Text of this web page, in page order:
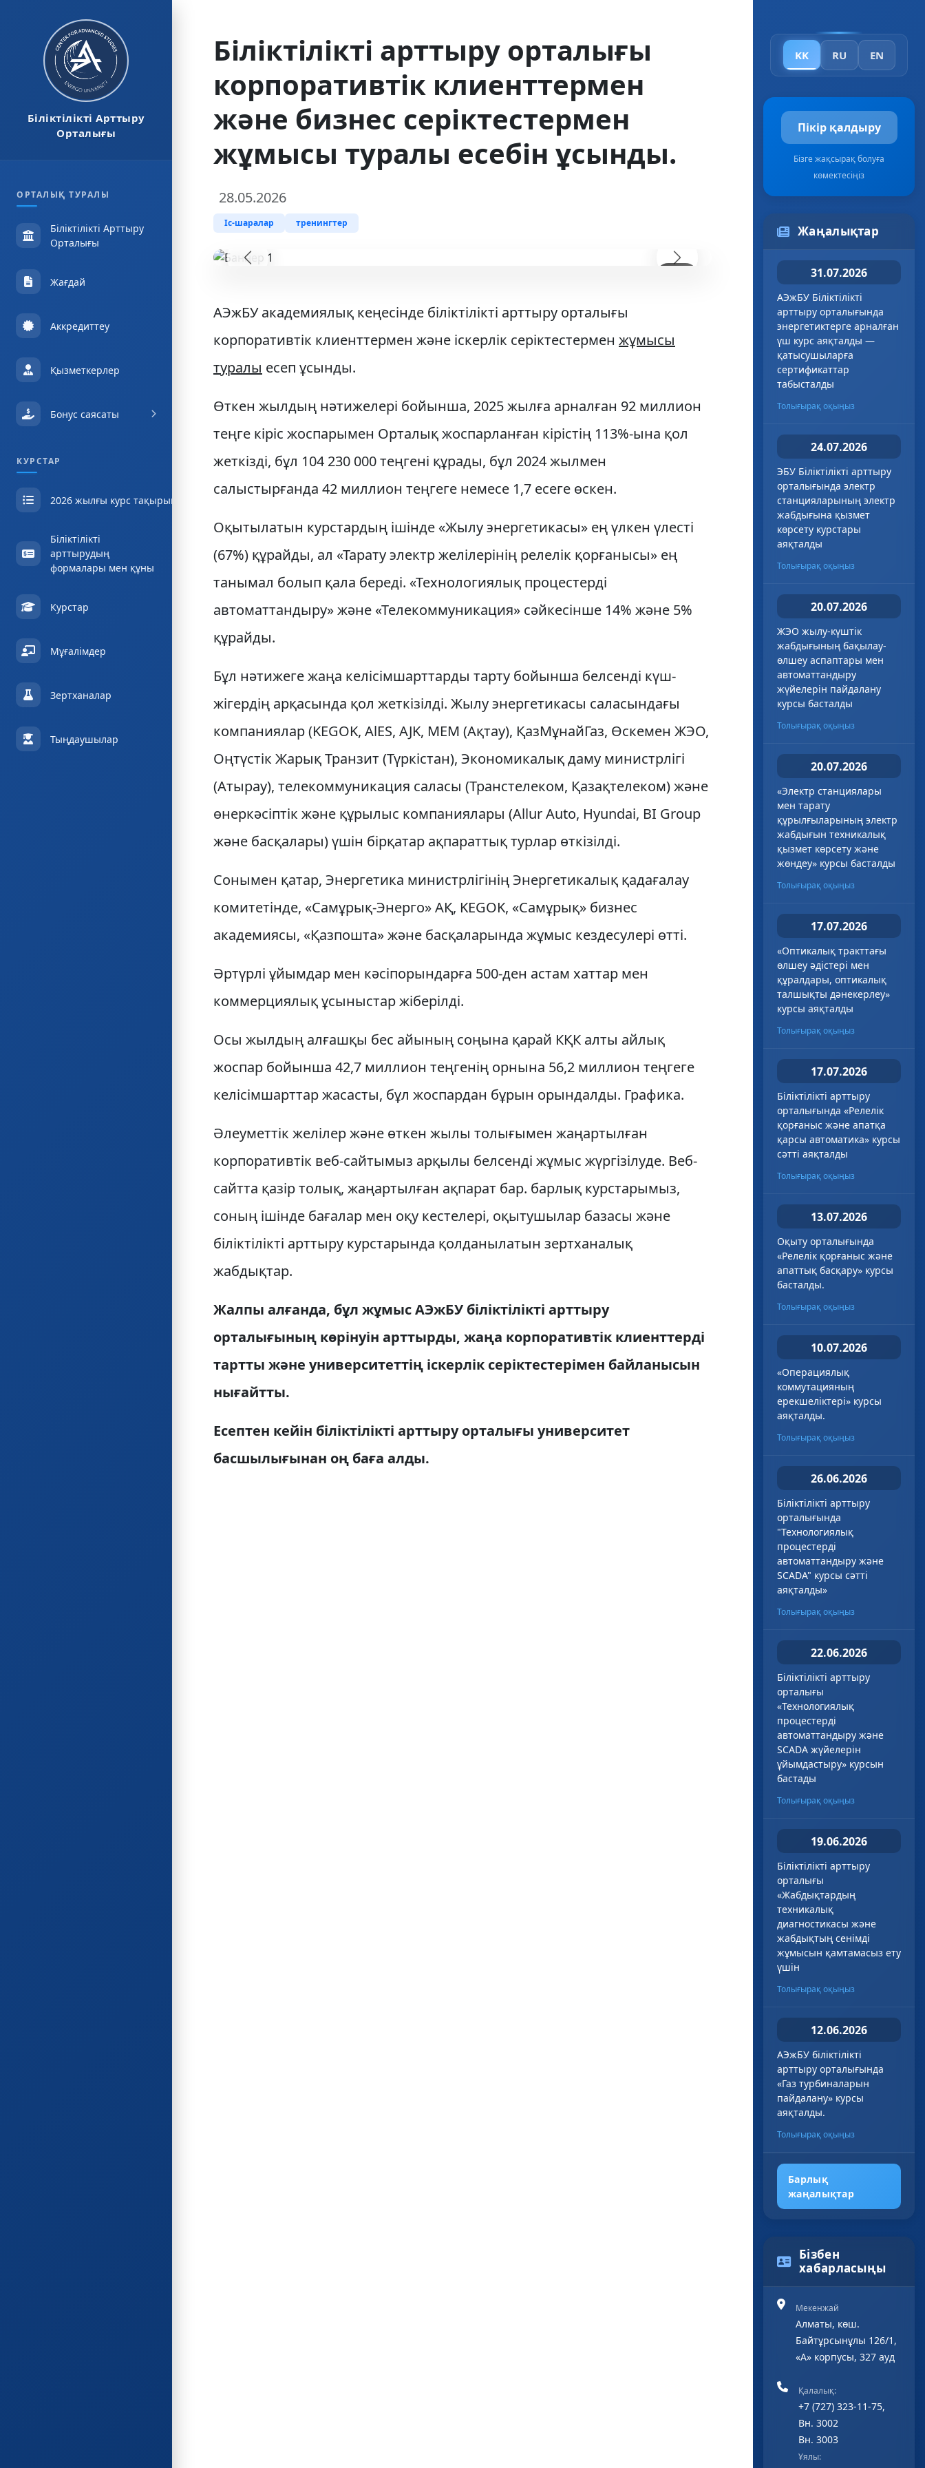
Біліктілікті Арттыру
Орталығы
ОРТАЛЫҚ ТУРАЛЫ
Біліктілікті Арттыру
Орталығы
Жағдай
Аккредиттеу
Қызметкерлер
Бонус саясаты
КУРСТАР
2026 жылғы курс тақырыптары
Біліктілікті
арттырудың
формалары мен құны
Курстар
Мұғалімдер
Зертханалар
Тыңдаушылар
Біліктілікті арттыру орталығы
корпоративтік клиенттермен
және бизнес серіктестермен
жұмысы туралы есебін ұсынды.
28.05.2026
Іс-шаралар тренингтер
Предыдущий Следующий
АЭжБУ академиялық кеңесінде біліктілікті арттыру орталығы
корпоративтік клиенттермен және іскерлік серіктестермен жұмысы
туралы есеп ұсынды.
Өткен жылдың нәтижелері бойынша, 2025 жылға арналған 92 миллион
теңге кіріс жоспарымен Орталық жоспарланған кірістің 113%-ына қол
жеткізді, бұл 104 230 000 теңгені құрады, бұл 2024 жылмен
салыстырғанда 42 миллион теңгеге немесе 1,7 есеге өскен.
Оқытылатын курстардың ішінде «Жылу энергетикасы» ең үлкен үлесті
(67%) құрайды, ал «Тарату электр желілерінің релелік қорғанысы» ең
танымал болып қала береді. «Технологиялық процестерді
автоматтандыру» және «Телекоммуникация» сәйкесінше 14% және 5%
құрайды.
Бұл нәтижеге жаңа келісімшарттарды тарту бойынша белсенді күш-
жігердің арқасында қол жеткізілді. Жылу энергетикасы саласындағы
компаниялар (KEGOK, AlES, AJK, MEM (Ақтау), ҚазМұнайГаз, Өскемен ЖЭО,
Оңтүстік Жарық Транзит (Түркістан), Экономикалық даму министрлігі
(Атырау), телекоммуникация саласы (Транстелеком, Қазақтелеком) және
өнеркәсіптік және құрылыс компаниялары (Allur Auto, Hyundai, BI Group
және басқалары) үшін бірқатар ақпараттық турлар өткізілді.
Сонымен қатар, Энергетика министрлігінің Энергетикалық қадағалау
комитетінде, «Самұрық-Энерго» АҚ, KEGOK, «Самұрық» бизнес
академиясы, «Қазпошта» және басқаларында жұмыс кездесулері өтті.
Әртүрлі ұйымдар мен кәсіпорындарға 500-ден астам хаттар мен
коммерциялық ұсыныстар жіберілді.
Осы жылдың алғашқы бес айының соңына қарай КҚК алты айлық
жоспар бойынша 42,7 миллион теңгенің орнына 56,2 миллион теңгеге
келісімшарттар жасасты, бұл жоспардан бұрын орындалды. Графика.
Әлеуметтік желілер және өткен жылы толығымен жаңартылған
корпоративтік веб-сайтымыз арқылы белсенді жұмыс жүргізілуде. Веб-
сайтта қазір толық, жаңартылған ақпарат бар. барлық курстарымыз,
соның ішінде бағалар мен оқу кестелері, оқытушылар базасы және
біліктілікті арттыру курстарында қолданылатын зертханалық
жабдықтар.
Жалпы алғанда, бұл жұмыс АЭжБУ біліктілікті арттыру
орталығының көрінуін арттырды, жаңа корпоративтік клиенттерді
тартты және университеттің іскерлік серіктестерімен байланысын
нығайтты.
Есептен кейін біліктілікті арттыру орталығы университет
басшылығынан оң баға алды.
KK RU EN
Пікір қалдыру
Бізге жақсырақ болуға
көмектесіңіз
Жаңалықтар
31.07.2026
АЭжБУ Біліктілікті
арттыру орталығында
энергетиктерге арналған
үш курс аяқталды —
қатысушыларға
сертификаттар
табысталды
Толығырақ оқыңыз
24.07.2026
ЭБУ Біліктілікті арттыру
орталығында электр
станцияларының электр
жабдығына қызмет
көрсету курстары
аяқталды
Толығырақ оқыңыз
20.07.2026
ЖЭО жылу-күштік
жабдығының бақылау-
өлшеу аспаптары мен
автоматтандыру
жүйелерін пайдалану
курсы басталды
Толығырақ оқыңыз
20.07.2026
«Электр станциялары
мен тарату
құрылғыларының электр
жабдығын техникалық
қызмет көрсету және
жөндеу» курсы басталды
Толығырақ оқыңыз
17.07.2026
«Оптикалық тракттағы
өлшеу әдістері мен
құралдары, оптикалық
талшықты дәнекерлеу»
курсы аяқталды
Толығырақ оқыңыз
17.07.2026
Біліктілікті арттыру
орталығында «Релелік
қорғаныс және апатқа
қарсы автоматика» курсы
сәтті аяқталды
Толығырақ оқыңыз
13.07.2026
Оқыту орталығында
«Релелік қорғаныс және
апаттық басқару» курсы
басталды.
Толығырақ оқыңыз
10.07.2026
«Операциялық
коммутацияның
ерекшеліктері» курсы
аяқталды.
Толығырақ оқыңыз
26.06.2026
Біліктілікті арттыру
орталығында
"Технологиялық
процестерді
автоматтандыру және
SCADA" курсы сәтті
аяқталды»
Толығырақ оқыңыз
22.06.2026
Біліктілікті арттыру
орталығы
«Технологиялық
процестерді
автоматтандыру және
SCADA жүйелерін
ұйымдастыру» курсын
бастады
Толығырақ оқыңыз
19.06.2026
Біліктілікті арттыру
орталығы
«Жабдықтардың
техникалық
диагностикасы және
жабдықтың сенімді
жұмысын қамтамасыз ету
үшін
Толығырақ оқыңыз
12.06.2026
АЭжБУ біліктілікті
арттыру орталығында
«Газ турбиналарын
пайдалану» курсы
аяқталды.
Толығырақ оқыңыз
Барлық
жаңалықтар
Бізбен
хабарласыңы
Мекенжай
Алматы, көш.
Байтұрсынұлы 126/1,
«А» корпусы, 327 ауд
Қалалық:
+7 (727) 323-11-75,
Вн. 3002
Вн. 3003
Ұялы: